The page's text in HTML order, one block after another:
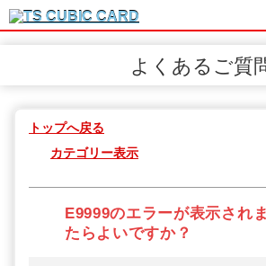
よくあるご質
トップへ戻る
カテゴリー表示
E9999のエラーが表示され
たらよいですか？